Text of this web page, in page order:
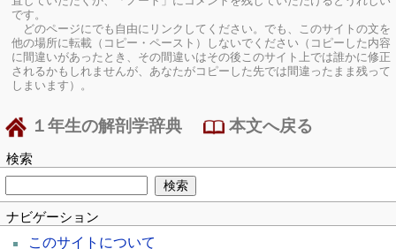
です。
どのページにでも自由にリンクしてください。でも、このサイトの文を
他の場所に転載（コピー・ペースト）しないでください（コピーした内容
に間違いがあったとき、その間違いはその後このサイト上では誰かに修正
されるかもしれませんが、あなたがコピーした先では間違ったまま残って
しまいます）。
１年生の解剖学辞典 本文へ戻る
検索
ナビゲーション
このサイトについて